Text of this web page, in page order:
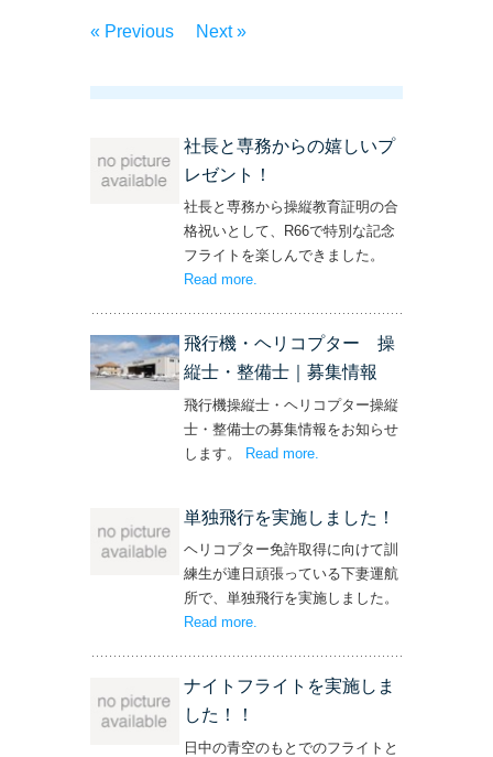
« Previous Next »
社長と専務からの嬉しいプ
レゼント！
社長と専務から操縦教育証明の合
格祝いとして、R66で特別な記念
フライトを楽しんできました。
Read more– ‘社長と専務からの嬉しいプレゼン
.
飛行機・ヘリコプター 操
縦士・整備士｜募集情報
飛行機操縦士・ヘリコプター操縦
士・整備士の募集情報をお知らせ
します。
Read more
単独飛行を実施しました！
ヘリコプター免許取得に向けて訓
練生が連日頑張っている下妻運航
所で、単独飛行を実施しました。
Read more– ‘単独飛行を実施しました！’
.
ナイトフライトを実施しま
した！！
日中の青空のもとでのフライトと